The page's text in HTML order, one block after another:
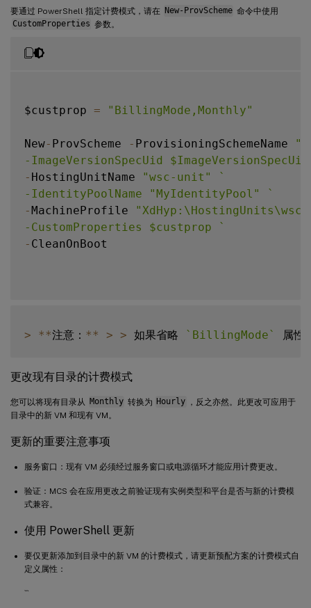
要通过 PowerShell 指定计费模式，请在 New-ProvScheme 命令中使用
CustomProperties 参数。
$custprop = "BillingMode,Monthly"
New- ProvScheme - ProvisioningSchemeName
-ImageVersionSpecUid
- HostingUnitName "wsc-unit"
`
-IdentityPoolName "MyIdentityPool"
`
-MachineProfile
-CustomProperties $custprop
`
- CleanOnBoot
> **注意： ** > > 如果省略 ` BillingMode` 属性
更改现有目录的计费模式
您可以将现有目录从 Monthly 转换为 Hourly ，反之亦然。此更改可应用于
目录中的新 VM 和现有 VM。
更新的重要注意事项
服务窗口：现有 VM 必须经过服务窗口或电源循环才能应用计费更改。
验证：MCS 会在应用更改之前验证现有实例类型和平台是否与新的计费模
式兼容。
使用 PowerShell 更新
要仅更新添加到目录中的新 VM 的计费模式，请更新预配方案的计费模式自
定义属性：
```